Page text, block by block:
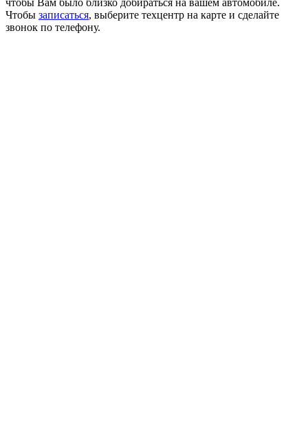
Чтобы записаться, выберите техцентр на карте и сделайте
звонок по телефону.